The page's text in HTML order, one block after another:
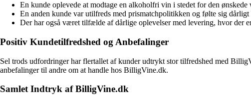
En kunde oplevede at modtage en alkoholfri vin i stedet for den
En anden kunde var utilfreds med prismatchpolitikken og følte sig
Der har også været tilfælde af dårlige oplevelser med levering, hvor der
Positiv Kundetilfredshed og Anbefalinger
Sel trods udfordringer har flertallet af kunder udtrykt stor tilfredshed med
anbefalinger til andre om at handle hos BilligVine.dk.
Samlet Indtryk af BilligVine.dk